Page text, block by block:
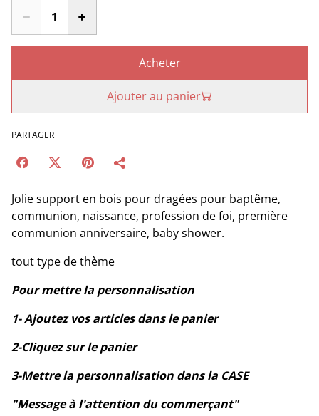
Acheter
Ajouter au panier
PARTAGER
Jolie support en bois pour dragées pour baptême,
communion, naissance, profession de foi, première
communion anniversaire, baby shower.
tout type de thème
Pour mettre la personnalisation
1- Ajoutez vos articles dans le panier
2-Cliquez sur le panier
3-Mettre la personnalisation dans la CASE
"Message à l'attention du commerçant"